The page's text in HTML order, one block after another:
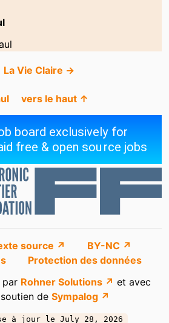
La Vie Claire →
vers le haut ↑
source ↗
BY-NC ↗
Protection des données
par Rohner Solutions ↗ et avec
de Sympalog ↗
à jour le July 28, 2026